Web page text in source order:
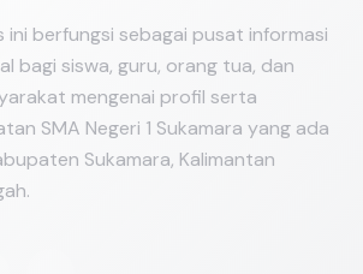
ini berfungsi sebagai pusat informasi
bagi siswa, guru, orang tua, dan
mengenai profil serta
SMA Negeri 1 Sukamara yang ada
Sukamara, Kalimantan